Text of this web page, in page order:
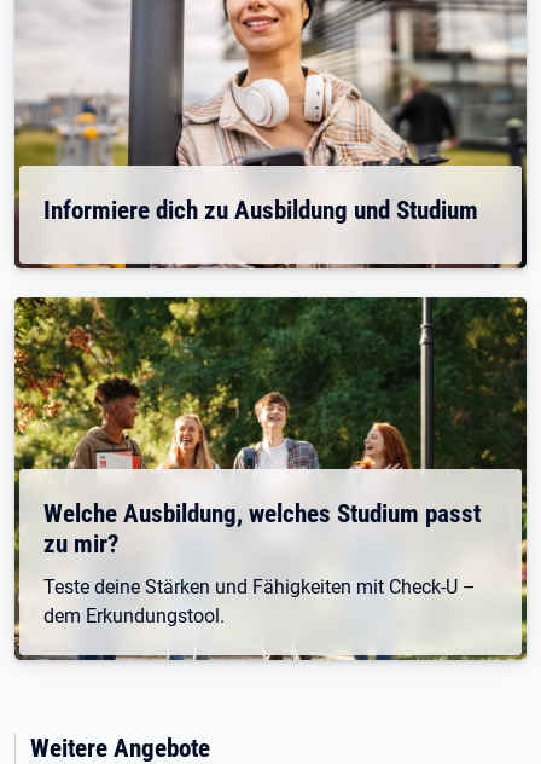
Informiere dich zu Ausbildung und Studium
Welche Ausbildung, welches Studium passt
zu mir?
Teste deine Stärken und Fähigkeiten mit Check-U –
dem Erkundungstool.
Weitere Angebote